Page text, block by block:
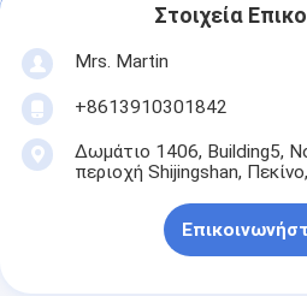
Στοιχεία
Mrs. Martin
+8613910301842
Δωμάτιο 1406, Building5,
περιοχή Shijingshan,